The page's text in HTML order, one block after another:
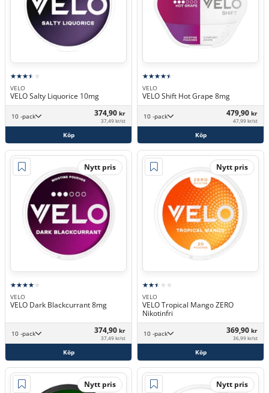
VELO
VELO Salty Liquorice 10mg
10 -pack 374,90 kr
37,49 kr/st
Köp
VELO
VELO Shift Hot Grape 8mg
10 -pack 479,90 kr
47,99 kr/st
Köp
Nytt pris
VELO
VELO Dark Blackcurrant 8mg
10 -pack 374,90 kr
37,49 kr/st
Köp
Nytt pris
VELO
VELO Tropical Mango ZERO
Nikotinfri
10 -pack 369,90 kr
36,99 kr/st
Köp
Nytt pris Nytt pris